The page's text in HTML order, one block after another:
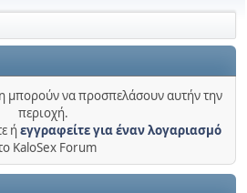
μπορούν να προσπελάσουν αυτήν την
περιοχή.
ήεγγραφείτε για έναν λογαριασμό
KaloSex Forum